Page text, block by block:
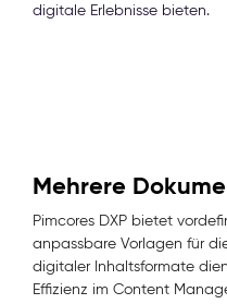
digitale Erlebnisse bieten.
Mehrere
Pimcores DXP bietet
anpassbare Vorlagen für
digitaler Inhaltsformate
Effizienz im Content